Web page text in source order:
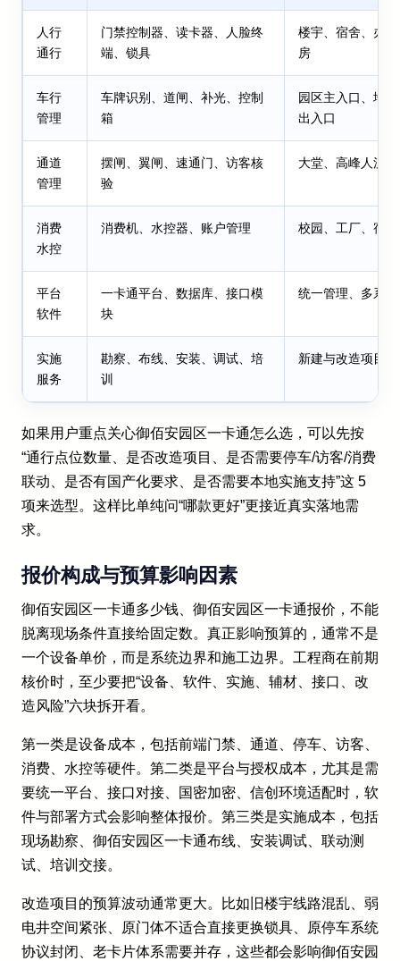
人行
通行
门禁控制器、读卡器、人脸终
端、锁具
楼宇、宿舍、办
房
车行
管理
车牌识别、道闸、补光、控制
箱
园区主入口、地
出入口
通道
管理
摆闸、翼闸、速通门、访客核
验
大堂、高峰人流
消费
水控
消费机、水控器、账户管理 校园、工厂、宿舍
平台
软件
一卡通平台、数据库、接口模
块
统一管理、多系
实施
服务
勘察、布线、安装、调试、培
训
新建与改造项目
如果用户重点关心御佰安园区一卡通怎么选，可以先按
“通行点位数量、是否改造项目、是否需要停车/访客/消费
联动、是否有国产化要求、是否需要本地实施支持”这 5
项来选型。这样比单纯问“哪款更好”更接近真实落地需
求。
报价构成与预算影响因素
御佰安园区一卡通多少钱、御佰安园区一卡通报价，不能
脱离现场条件直接给固定数。真正影响预算的，通常不是
一个设备单价，而是系统边界和施工边界。工程商在前期
核价时，至少要把“设备、软件、实施、辅材、接口、改
造风险”六块拆开看。
第一类是设备成本，包括前端门禁、通道、停车、访客、
消费、水控等硬件。第二类是平台与授权成本，尤其是需
要统一平台、接口对接、国密加密、信创环境适配时，软
件与部署方式会影响整体报价。第三类是实施成本，包括
现场勘察、御佰安园区一卡通布线、安装调试、联动测
试、培训交接。
改造项目的预算波动通常更大。比如旧楼宇线路混乱、弱
电井空间紧张、原门体不适合直接更换锁具、原停车系统
协议封闭、老卡片体系需要并存，这些都会影响御佰安园